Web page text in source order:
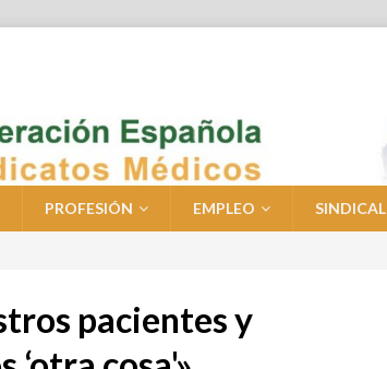
PROFESIÓN EMPLEO SINDICAL
pacientes y